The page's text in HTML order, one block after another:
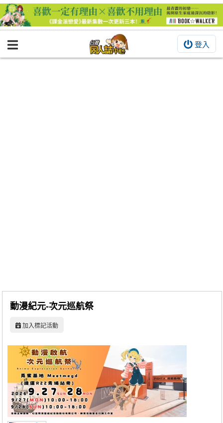
登入
BOOKY書集倉庫
繪圖藝廊
交流中心
攤位轉讓區
會員功能選單
會員中心
註冊會員
登入
動漫紀元-次元巡航祭
加入標記活動